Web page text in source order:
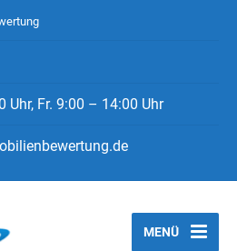
Fr. 9:00 – 14:00 Uhr
MENÜ